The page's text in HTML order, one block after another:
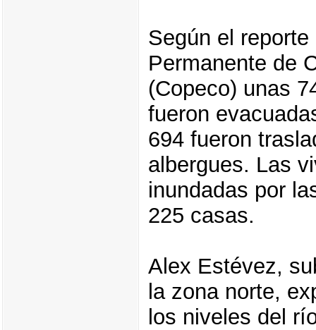
Según el
Permanente de
(Copeco) unas
fueron
694 fueron
albergues. Las
inundadas por
225 casas.
Alex Estévez,
la zona norte,
los niveles del